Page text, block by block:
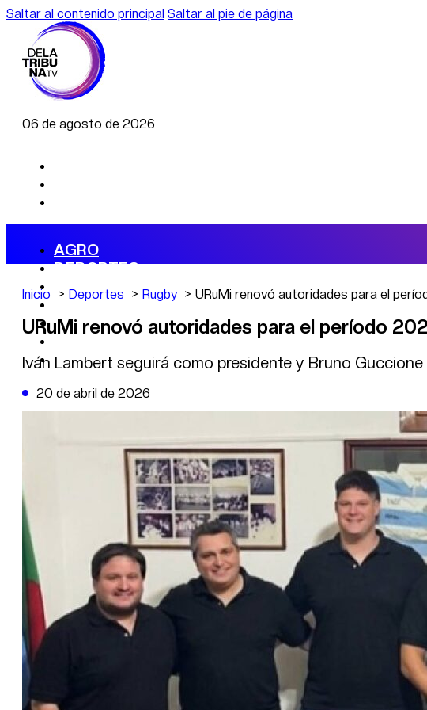
Saltar al contenido principal Saltar al pie de página
06 de agosto de 2026
AGRO
DEPORTES
ECONOMÍA
POLÍTICA
CAMBIO CLIMÁTICO
DE LA TRIBUNA TV
Inicio Deportes Rugby URuMi renovó autoridades para el
URuMi renovó autoridades para el período
Iván Lambert seguirá como presidente y Bruno
20 de abril de 2026